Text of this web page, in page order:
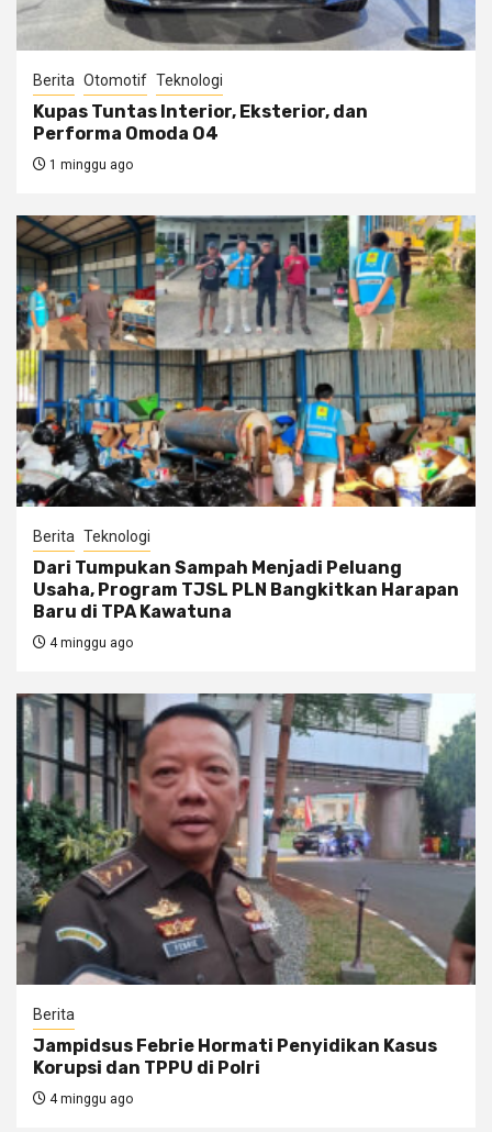
Berita Otomotif Teknologi
Kupas Tuntas Interior, Eksterior, dan
Performa Omoda O4
1 minggu ago
Berita Teknologi
Dari Tumpukan Sampah Menjadi Peluang
Usaha, Program TJSL PLN Bangkitkan Harapan
Baru di TPA Kawatuna
4 minggu ago
Berita
Jampidsus Febrie Hormati Penyidikan Kasus
Korupsi dan TPPU di Polri
4 minggu ago